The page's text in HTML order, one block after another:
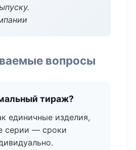
вопросы
тираж?
единичные изделия,
серии — сроки